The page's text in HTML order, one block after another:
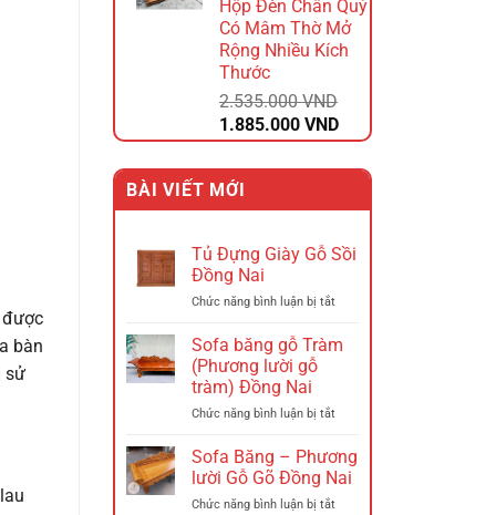
được
bàn
sử
1.872.000 VND.
Hộp Đèn Chân Quỳ
Có Mâm Thờ Mở
Rộng Nhiều Kích
Thước
2.535.000VND
Giá
gốc
là:
2.535.000 VND.
1.885.000 VNDGiá
hiện
tại
1.885.000 VND.
BÀI VIẾT MỚI
Tủ Đựng Giày Gỗ Sồi
Đồng Nai
Chức năng bình luận bị tắtở
Đựng
Đồng
Sofa băng gỗ Tràm
(Phương lười gỗ
tràm) Đồng Nai
Chức năng bình luận bị tắtở
băng
gỗ
Tràm
(Phương
Sofa Băng – Phương
lười Gỗ Gõ Đồng Nai
Chức năng bình luận bị tắtở